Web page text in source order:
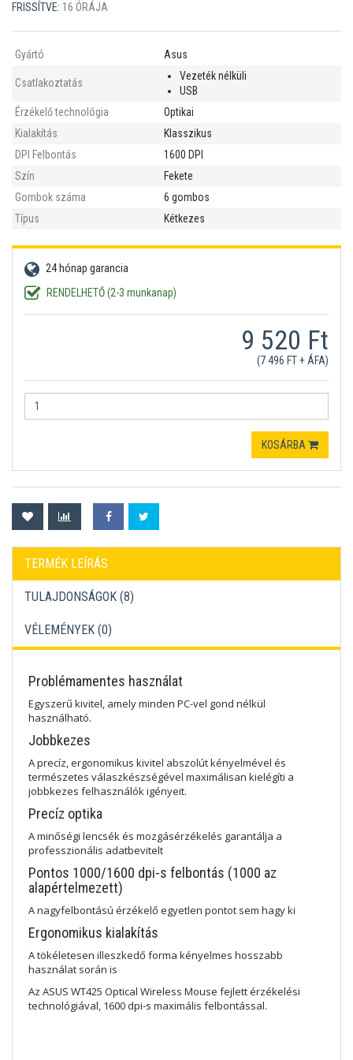
FRISSÍTVE: 16 ÓRÁJA
Gyártó Asus
Csatlakoztatás
Vezeték nélküli
USB
Érzékelő technológia
Optikai
Kialakítás
Klasszikus
DPI Felbontás
1600 DPI
Szín
Fekete
Gombok száma
6 gombos
Típus
Kétkezes
24 hónap garancia
RENDELHETŐ (2-3 munkanap)
9 520 Ft
(7 496 FT + ÁFA)
KOSÁRBA
TERMÉK LEÍRÁS
TULAJDONSÁGOK (8)
VÉLEMÉNYEK (0)
Problémamentes használat
Egyszerű kivitel, amely minden PC-vel gond nélkül
használható.
Jobbkezes
A precíz, ergonomikus kivitel abszolút kényelmével és
természetes válaszkészségével maximálisan kielégíti a
jobbkezes felhasználók igényeit.
Precíz optika
A minőségi lencsék és mozgásérzékelés garantálja a
professzionális adatbevitelt
Pontos 1000/1600 dpi-s felbontás (1000 az
alapértelmezett)
A nagyfelbontású érzékelő egyetlen pontot sem hagy ki
Ergonomikus kialakítás
A tökéletesen illeszkedő forma kényelmes hosszabb
használat során is
Az ASUS WT425 Optical Wireless Mouse fejlett érzékelési
technológiával, 1600 dpi-s maximális felbontással.